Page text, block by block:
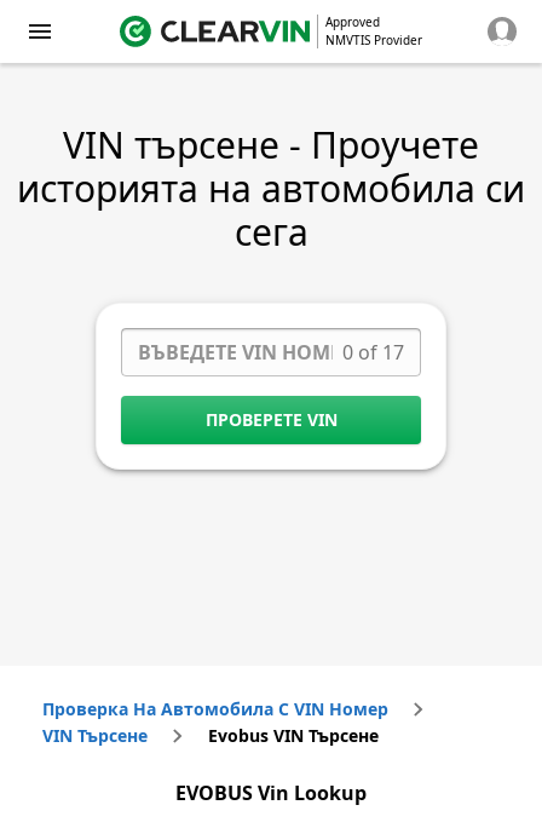
Approved
NMVTIS Provider
VIN търсене - Проучете
историята на автомобила си
сега
0 of 17
ПРОВЕРЕТЕ VIN
Проверка На Автомобила С VIN Номер
VIN Търсене
Evobus VIN Търсене
EVOBUSVin Lookup